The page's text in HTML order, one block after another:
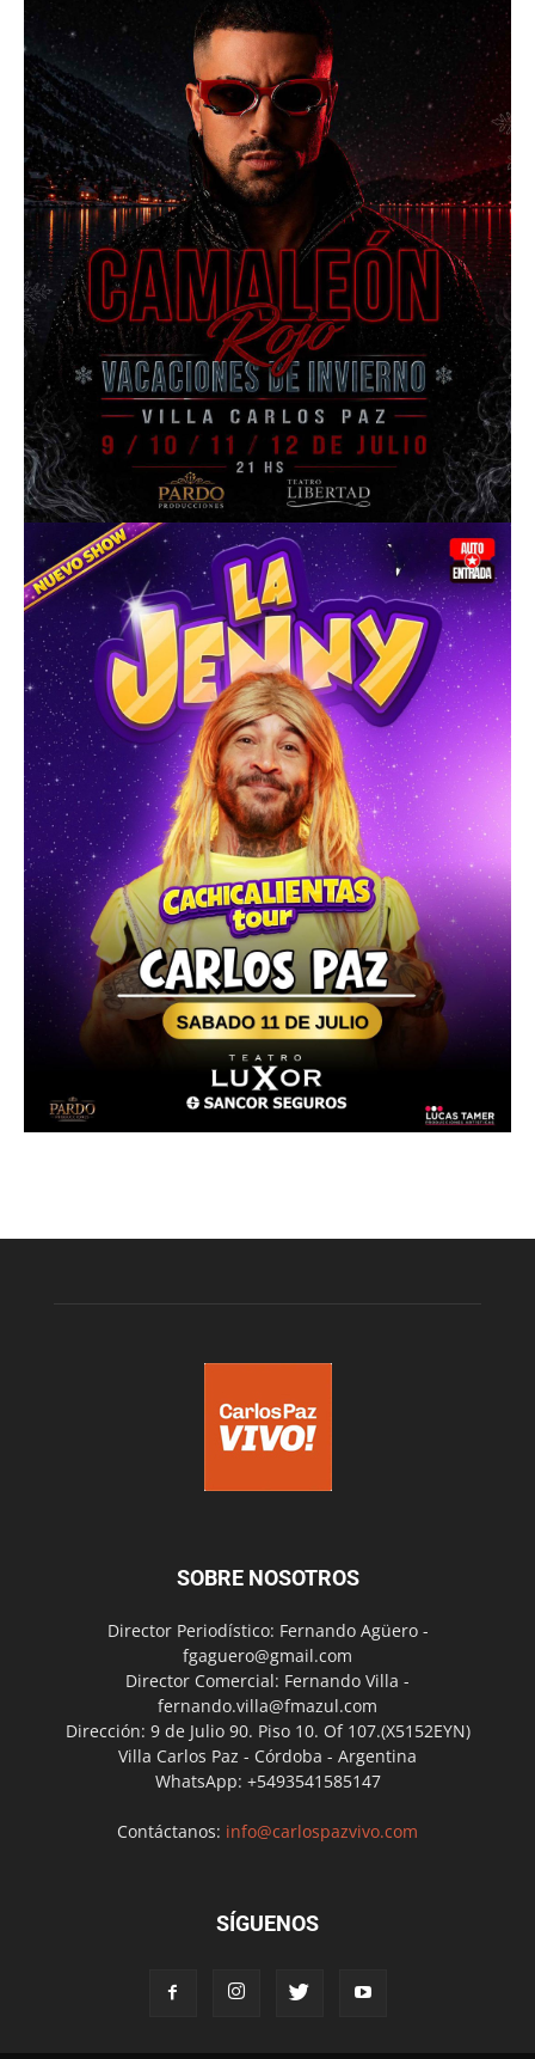
SOBRE NOSOTROS
Director Periodístico: Fernando Agüero -
fgaguero@gmail.com
Director Comercial: Fernando Villa -
fernando.villa@fmazul.com
Dirección: 9 de Julio 90. Piso 10. Of 107.(X5152EYN)
Villa Carlos Paz - Córdoba - Argentina
WhatsApp: +5493541585147
Contáctanos: info@carlospazvivo.com
SÍGUENOS